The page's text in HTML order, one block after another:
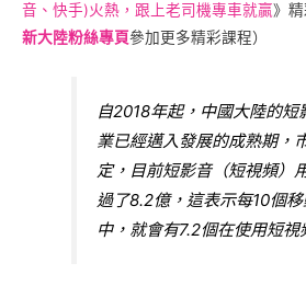
音、快手)火熱，跟上老司機專車就贏》
新大陸粉絲專頁參加更多精彩課程）
自2018年起，中國大陸的短
業已經邁入發展的成熟期，
定，目前短影音（短視頻）
過了8.2億，這表示每10個
中，就會有7.2個在使用短視